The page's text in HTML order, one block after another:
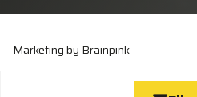
Algemene
Marketing by Brainpink